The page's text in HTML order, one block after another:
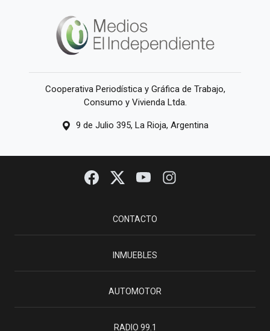
Cooperativa Periodística y Gráfica de Trabajo,
Consumo y Vivienda Ltda.
9 de Julio 395, La Rioja, Argentina
CONTACTO
INMUEBLES
AUTOMOTOR
RADIO 99.1